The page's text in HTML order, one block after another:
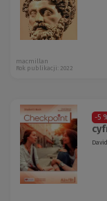
macmillan
Rok publikacji: 2022
-5